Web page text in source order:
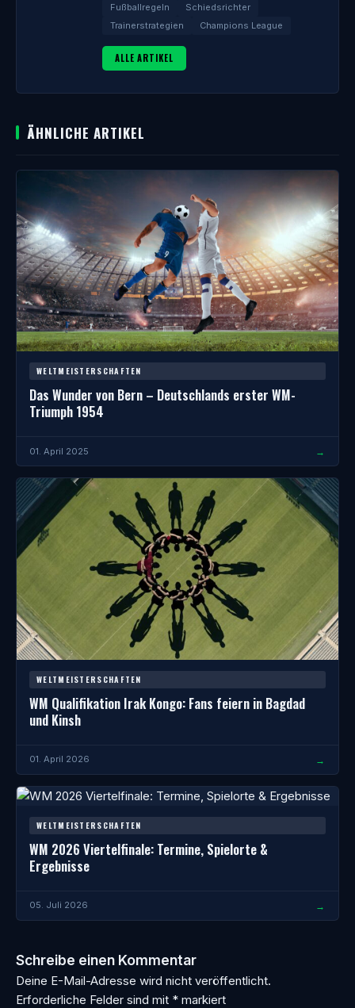
Fußballregeln
Schiedsrichter
Trainerstrategien
Champions League
ALLE ARTIKEL
ÄHNLICHE ARTIKEL
WELTMEISTERSCHAFTEN
Das Wunder von Bern – Deutschlands erster WM-
Triumph 1954
01. April 2025 →
WELTMEISTERSCHAFTEN
WM Qualifikation Irak Kongo: Fans feiern in Bagdad
und Kinsh
01. April 2026 →
WELTMEISTERSCHAFTEN
WM 2026 Viertelfinale: Termine, Spielorte &
Ergebnisse
05. Juli 2026 →
Schreibe einen Kommentar
Deine E-Mail-Adresse wird nicht veröffentlicht.
Erforderliche Felder sind mit * markiert